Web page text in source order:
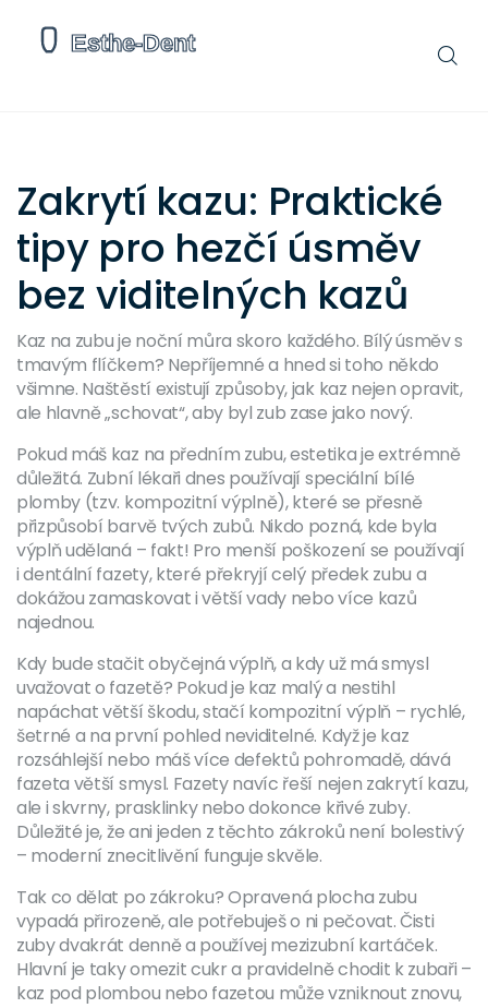
Zakrytí kazu: Praktické
tipy pro hezčí úsměv
bez viditelných kazů
Kaz na zubu je noční můra skoro každého. Bílý úsměv s
tmavým flíčkem? Nepříjemné a hned si toho někdo
všimne. Naštěstí existují způsoby, jak kaz nejen opravit,
ale hlavně „schovat“, aby byl zub zase jako nový.
Pokud máš kaz na předním zubu, estetika je extrémně
důležitá. Zubní lékaři dnes používají speciální bílé
plomby (tzv. kompozitní výplně), které se přesně
přizpůsobí barvě tvých zubů. Nikdo pozná, kde byla
výplň udělaná – fakt! Pro menší poškození se používají
i dentální fazety, které překryjí celý předek zubu a
dokážou zamaskovat i větší vady nebo více kazů
najednou.
Kdy bude stačit obyčejná výplň, a kdy už má smysl
uvažovat o fazetě? Pokud je kaz malý a nestihl
napáchat větší škodu, stačí kompozitní výplň – rychlé,
šetrné a na první pohled neviditelné. Když je kaz
rozsáhlejší nebo máš více defektů pohromadě, dává
fazeta větší smysl. Fazety navíc řeší nejen zakrytí kazu,
ale i skvrny, prasklinky nebo dokonce křivé zuby.
Důležité je, že ani jeden z těchto zákroků není bolestivý
– moderní znecitlivění funguje skvěle.
Tak co dělat po zákroku? Opravená plocha zubu
vypadá přirozeně, ale potřebuješ o ni pečovat. Čisti
zuby dvakrát denně a používej mezizubní kartáček.
Hlavní je taky omezit cukr a pravidelně chodit k zubaři –
kaz pod plombou nebo fazetou může vzniknout znovu,